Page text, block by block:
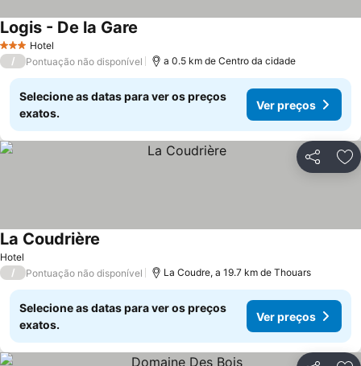
3 EstrelasHotel
Logis - De la Gare
/ Pontuação não disponível a 0.5 km de Centro da cidade
Selecione as datas para ver os preços
exatos.
Ver preços
Partilhar
Hotel
La Coudrière
/ Pontuação não disponível La Coudre, a 19.7 km de Thouars
Selecione as datas para ver os preços
exatos.
Ver preços